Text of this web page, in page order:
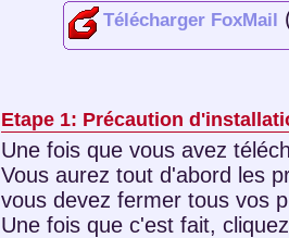
Télécharger FoxMail
Etape 1: Précaution
Une fois que vous avez
Vous aurez tout d'abord les
vous devez fermer tous vos
Une fois que c'est fait,